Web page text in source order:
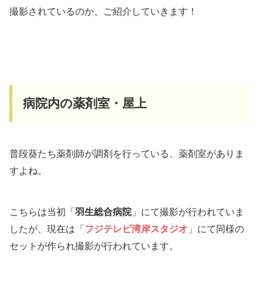
撮影されているのか、ご紹介していきます！
病院内の薬剤室・屋上
普段葵たち薬剤師が調剤を行っている、薬剤室がありま
すよね。
こちらは当初「羽生総合病院」にて撮影が行われていま
したが、現在は「フジテレビ湾岸スタジオ 」にて同様の
セットが作られ撮影が行われています。